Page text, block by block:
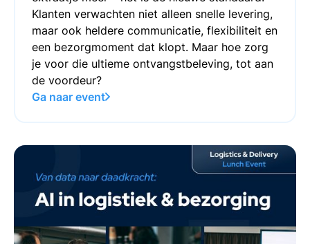
Klanten verwachten niet alleen snelle levering,
maar ook heldere communicatie, flexibiliteit en
een bezorgmoment dat klopt. Maar hoe zorg
je voor die ultieme ontvangstbeleving, tot aan
de voordeur?
Ga naar event